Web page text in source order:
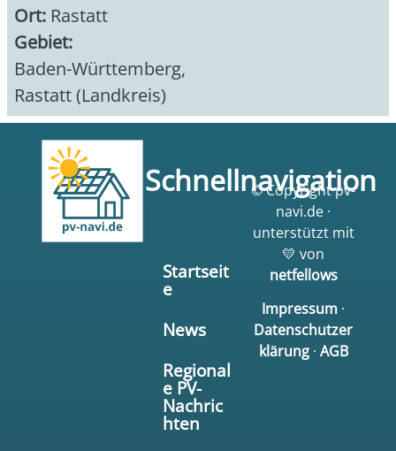
Ort: Rastatt
Gebiet:
Baden-Württemberg,
Rastatt (Landkreis)
Schnellnavigation
Startseit
e
News
Regional
e PV-
Nachric
hten
© Copyright pv-
navi.de ·
unterstützt mit
💛 von
netfellows
Impressum ·
Datenschutzer
klärung· AGB